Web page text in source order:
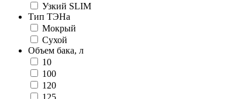
Узкий SLIM
Тип ТЭНа
Мокрый
Сухой
Объем бака, л
10
100
120
125